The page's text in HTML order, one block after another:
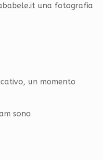
una fotografia
un momento
sono